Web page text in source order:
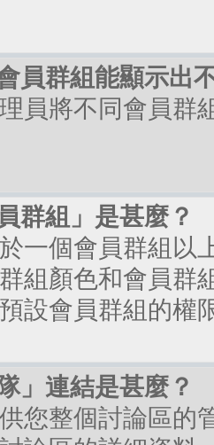
員群組能顯示出
員將不同會員群
群組」是甚麼？
一個會員群組以
組顏色和會員群
設會員群組的權
」連結是甚麼？
您整個討論區的